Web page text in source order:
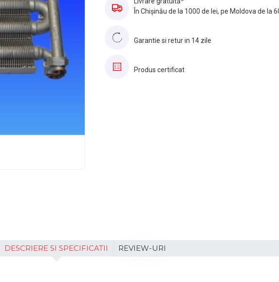
În Chișinău de la 1000 de lei, pe Moldova de la
Garantie si retur in 14 zile
Produs certificat
DESCRIERE SI SPECIFICATII REVIEW-URI